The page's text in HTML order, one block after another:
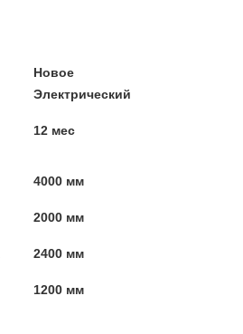
Новое
Электрический
12 мес
4000 мм
2000 мм
2400 мм
1200 мм